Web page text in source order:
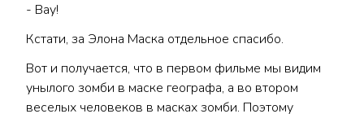
- Вау!
Кстати, за Элона Маска отдельное спасибо.
Вот и получается, что в первом фильме мы видим
унылого зомби в маске географа, а во втором
веселых человеков в масках зомби. Поэтому